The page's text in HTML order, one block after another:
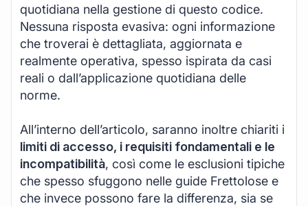
quotidiana nella gestione di questo codice.
Nessuna risposta evasiva: ogni informazione
che troverai è dettagliata, aggiornata e
realmente operativa, spesso ispirata da casi
reali o dall’applicazione quotidiana delle
norme.
All’interno dell’articolo, saranno inoltre chiariti i
limiti di accesso, i requisiti fondamentali e le
incompatibilità, così come le esclusioni tipiche
che spesso sfuggono nelle guide Frettolose e
che invece possono fare la differenza, sia se